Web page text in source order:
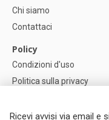
Ricevi avvisi via email e
Chi siamo
Contattaci
Policy
Condizioni d'uso
Politica sulla privacy
Impostazioni dei cookie